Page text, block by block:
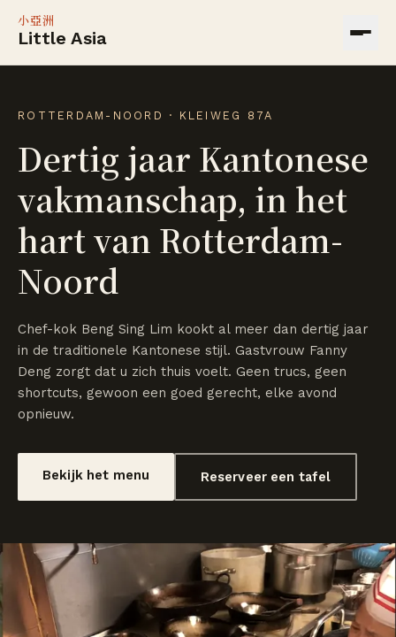
小亞洲
Little Asia
ROTTERDAM-NOORD · KLEIWEG 87A
Dertig jaar Kantonese
vakmanschap, in het
hart van Rotterdam-
Noord
Chef-kok Beng Sing Lim kookt al meer dan dertig jaar
in de traditionele Kantonese stijl. Gastvrouw Fanny
Deng zorgt dat u zich thuis voelt. Geen trucs, geen
shortcuts, gewoon een goed gerecht, elke avond
opnieuw.
Bekijk het menu Reserveer een tafel